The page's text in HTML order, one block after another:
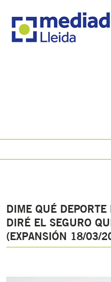
DIME QUÉ DEPORTE
DIRÉ EL SEGURO
(EXPANSIÓN 18/03/